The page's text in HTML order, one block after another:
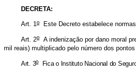
DECRETA:
Art. 1o Este Decreto estabelece
Art. 2o A indenização por dano moral
mil reais) multiplicado pelo número dos
Art. 3oFica o Instituto Nacional do